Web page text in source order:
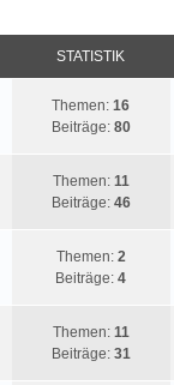
STATISTIK
Themen:16
Beiträge: 80
Themen: 11
Beiträge: 46
Themen: 2
Beiträge:4
Themen: 11
Beiträge: 31